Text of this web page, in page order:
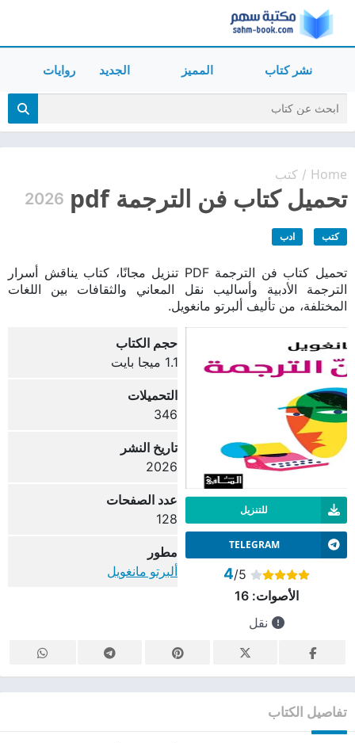
نشر كتاب المميز الجديد روايات
Home
/ كتب
تحميل كتاب فن الترجمة pdf 2026
كتب ادب
تحميل كتاب فن الترجمة PDF تنزيل مجانًا، كتاب يناقش أسرار
الترجمة الأدبية وأساليب نقل المعاني والثقافات بين اللغات
المختلفة، من تأليف ألبرتو مانغويل.
للتنزيل
TELEGRAM
4/5
الأصوات:16
نقل
حجم الكتاب
1.1 ميجا بايت
التحميلات
346
تاريخ النشر
2026
عدد الصفحات
128
مطور
ألبرتو مانغويل
تفاصيل الكتاب